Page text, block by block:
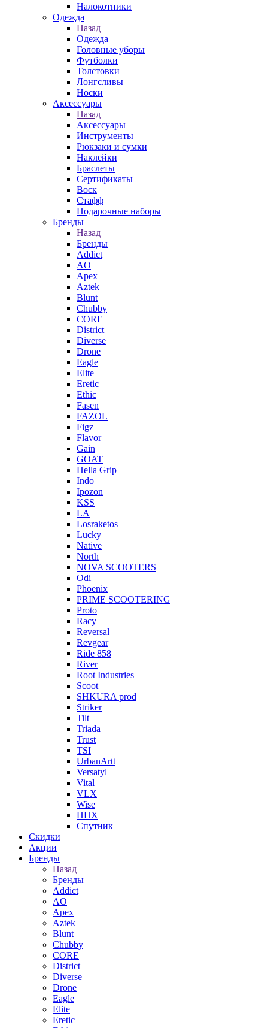
Налокотники
Одежда
Назад
Одежда
Головные уборы
Футболки
Толстовки
Лонгсливы
Носки
Аксессуары
Назад
Аксессуары
Инструменты
Рюкзаки и сумки
Наклейки
Браслеты
Сертификаты
Воск
Стафф
Подарочные наборы
Бренды
Назад
Бренды
Addict
AO
Apex
Aztek
Blunt
Chubby
CORE
District
Diverse
Drone
Eagle
Elite
Eretic
Ethic
Fasen
FAZOL
Figz
Flavor
Gain
GOAT
Hella Grip
Indo
Ipozon
KSS
LA
Losraketos
Lucky
Native
North
NOVA SCOOTERS
Odi
Phoenix
PRIME SCOOTERING
Proto
Racy
Reversal
Revgear
Ride 858
River
Root Industries
Scoot
SHKURA рrоd
Striker
Tilt
Triada
Trust
TSI
UrbanArtt
Versatyl
Vital
VLX
Wise
ННХ
Спутник
Скидки
Акции
Бренды
Назад
Бренды
Addict
AO
Apex
Aztek
Blunt
Chubby
CORE
District
Diverse
Drone
Eagle
Elite
Eretic